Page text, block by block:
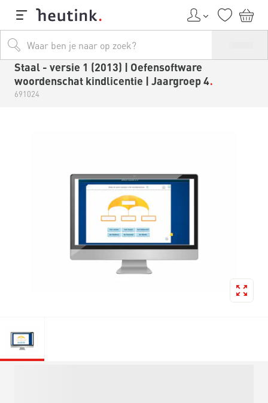
Staal - versie 1 (2013) | Oefensoftware
woordenschat kindlicentie | Jaargroep 4
691024